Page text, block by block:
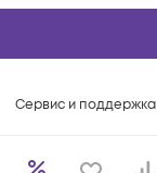
Сервис и поддержка